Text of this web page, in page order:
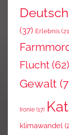
(37) Erlebnis
Flucht (62)
Gewalt
Ironie (17)
klimawandel